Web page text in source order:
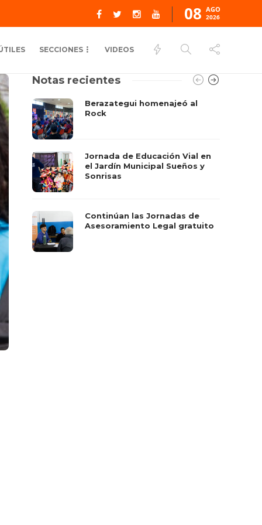
08 AGO
2026
SECCIONES VIDEOS
Notas recientes
Berazategui homenajeó al
Rock
Jornada de Educación Vial en
el Jardín Municipal Sueños y
Sonrisas
Continúan las Jornadas de
Asesoramiento Legal gratuito